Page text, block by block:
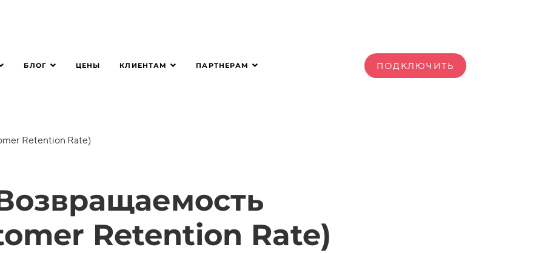
БЛОГ ЦЕНЫ КЛИЕНТАМ ПАРТНЕРАМ ПОДКЛЮЧИТЬ
Retention Rate)
Retention Rate)